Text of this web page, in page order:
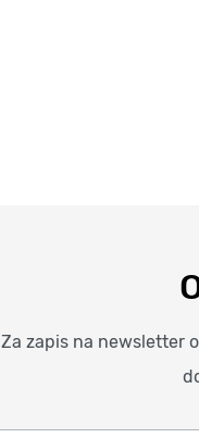
Za zapis na newsletter